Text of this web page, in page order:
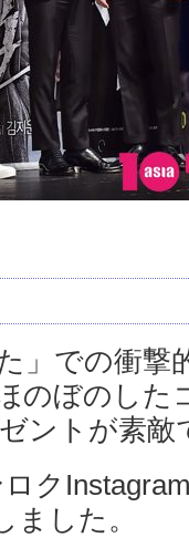
」での衝
のぼのした
ントが素敵
ロク
ました。